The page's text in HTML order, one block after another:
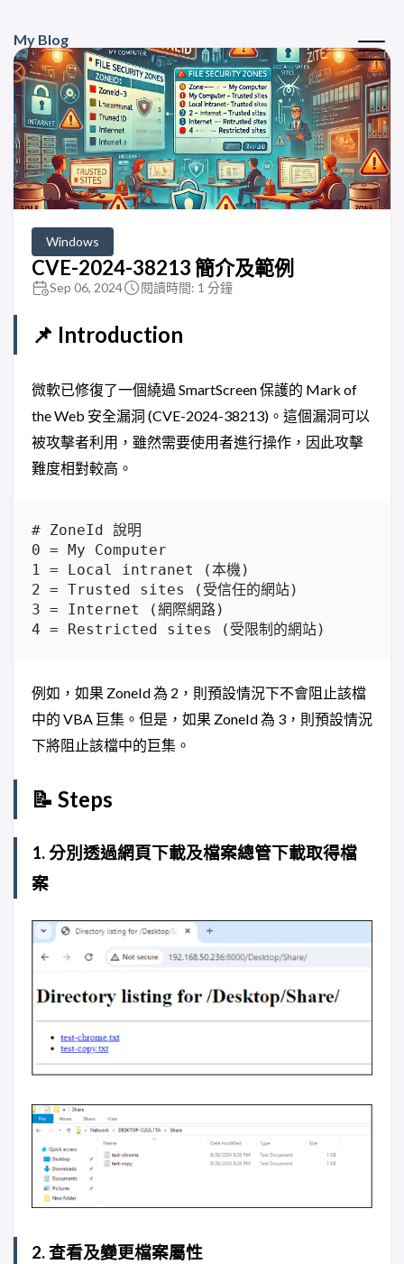
My Blog
Windows
CVE-2024-38213 簡介及範例
Sep 06, 2024 閱讀時間: 1 分鐘
📌 Introduction
微軟已修復了一個繞過 SmartScreen 保護的 Mark of
the Web 安全漏洞 (CVE-2024-38213)。這個漏洞可以
被攻擊者利用，雖然需要使用者進行操作，因此攻擊
難度相對較高。
例如，如果 ZoneId 為 2，則預設情況下不會阻止該檔
中的 VBA 巨集。但是，如果 ZoneId 為 3，則預設情況
下將阻止該檔中的巨集。
📝 Steps
1. 分別透過網頁下載及檔案總管下載取得檔
案
2. 查看及變更檔案屬性